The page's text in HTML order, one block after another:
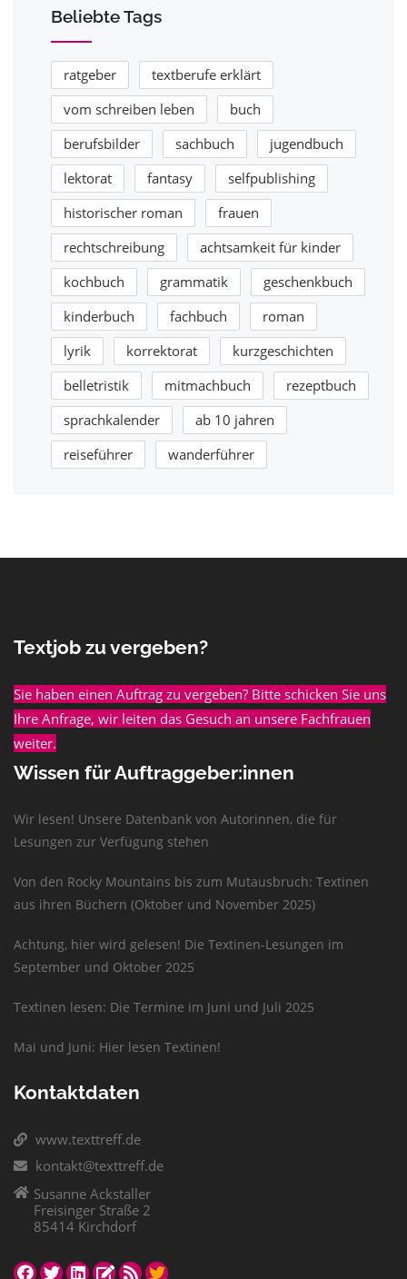
Beliebte Tags
ratgeber
textberufe erklärt
vom schreiben leben
buch
berufsbilder
sachbuch
jugendbuch
lektorat
fantasy
selfpublishing
historischer roman
frauen
rechtschreibung
achtsamkeit für kinder
kochbuch
grammatik
geschenkbuch
kinderbuch
fachbuch
roman
lyrik
korrektorat
kurzgeschichten
belletristik
mitmachbuch
rezeptbuch
sprachkalender
ab 10 jahren
reiseführer
wanderführer
Textjob zu vergeben?
Sie haben einen Auftrag zu vergeben? Bitte schicken Sie uns
Ihre Anfrage, wir leiten das Gesuch an unsere Fachfrauen
weiter.
Wissen für Auftraggeber:innen
Wir lesen! Unsere Datenbank von Autorinnen, die für
Lesungen zur Verfügung stehen
Von den Rocky Mountains bis zum Mutausbruch: Textinen
aus ihren Büchern (Oktober und November 2025)
Achtung, hier wird gelesen! Die Textinen-Lesungen im
September und Oktober 2025
Textinen lesen: Die Termine im Juni und Juli 2025
Mai und Juni: Hier lesen Textinen!
Kontaktdaten
www.texttreff.de
kontakt@texttreff.de
Susanne Ackstaller
Freisinger Straße 2
85414 Kirchdorf